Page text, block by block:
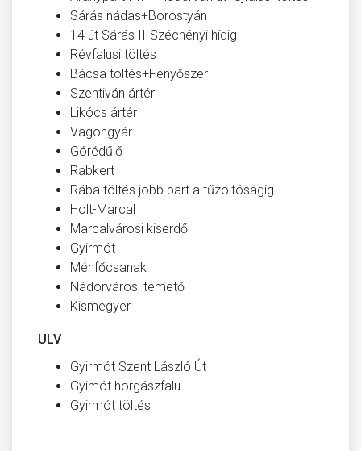
Sárás nádas+Borostyán
14 út Sárás II-Széchényi hídig
Révfalusi töltés
Bácsa töltés+Fenyőszer
Szentiván ártér
Likócs ártér
Vagongyár
Górédűlő
Rabkert
Rába töltés jobb part a tűzoltóságig
Holt-Marcal
Marcalvárosi kiserdő
Gyirmót
Ménfőcsanak
Nádorvárosi temető
Kismegyer
ULV
Gyirmót Szent László Út
Gyimót horgászfalu
Gyirmót töltés